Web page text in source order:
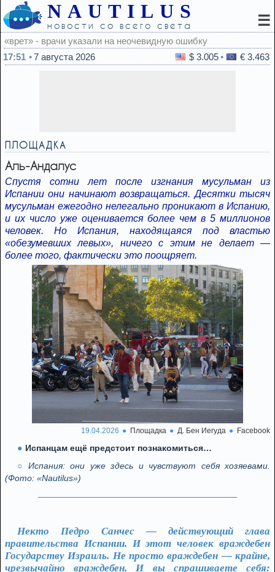
NAUTILUS
новости со всего света ☰
ошибку
17:51
7 августа 2026 $ 3.005 € 3.463
ПЛОЩАДКА
Аль-Андалус
Спустя сотни лет после изгнания мусульман из
Испании они начинают возвращаться. Десятки тысяч
мусульман ежегодно нелегально проникают в Испанию,
и их число уже оценивается более чем в 5 миллионов
человек. Но Испания, находящаяся под властью
«обезумевших левых», ничего с этим не делает —
более того, фактически это поощряет.
19.04.2026 Площадка Д. Бен Иегуда Facebook
Испанцам ещё предстоит познакомиться…
Испания: они уже здесь и чувствуют себя хозяевами.
(Фото: «Nautilus»)
Некто Педро Санчес — действующий глава
правительства Испании. И этот человек враждебен
Государству Израиль. Не просто враждебен — крайне,
чрезвычайно враждебен. И вы спрашиваете себя: